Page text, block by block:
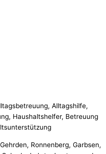
Alltagshilfe,
Haushaltshelfer, Betreuung
Ronnenberg, Garbsen,